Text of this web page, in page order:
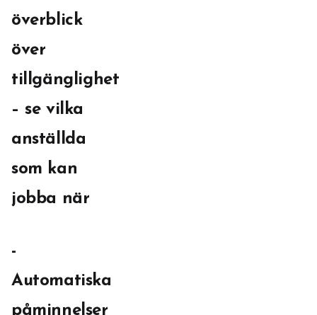
överblick
över
tillgänglighet
– se vilka
anställda
som kan
jobba när
-
Automatiska
påminnelser